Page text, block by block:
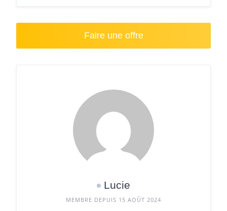
Faire une offre
Lucie
MEMBRE DEPUIS 15 AOÛT 2024